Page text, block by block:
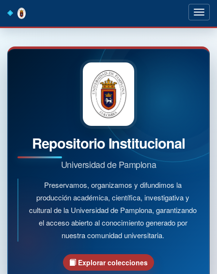
navigation
Repositorio Institucional
Universidad de Pamplona
Preservamos, organizamos y difundimos la
producción académica, científica, investigativa y
cultural de la Universidad de Pamplona, garantizando
el acceso abierto al conocimiento generado por
nuestra comunidad universitaria.
Explorar colecciones